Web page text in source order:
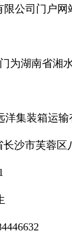
公司门户网
为湖南省湘
洋集装箱运
沙市芙蓉区